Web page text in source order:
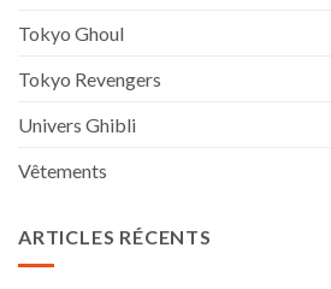
Tokyo Ghoul
Tokyo Revengers
Univers Ghibli
Vêtements
ARTICLES RÉCENTS